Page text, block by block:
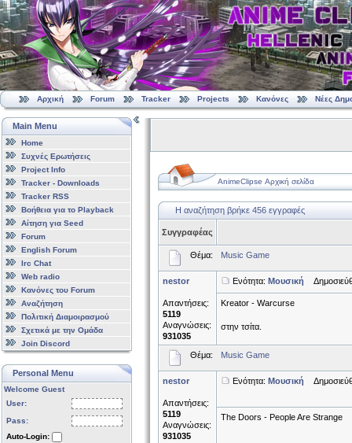
Αρχική Forum Tracker Projects Κανόνες Νέες
Main Menu
Home
Συχνές Ερωτήσεις
Project Info
Tracker - Downloads
Tracker RSS
Βοήθεια για το Playback
Αίτηση για Seed
Forum
English Forum
Irc Chat
Web radio
Κανόνες του Forum
Αναζήτηση
Πολιτική Διαμοιρασμού
Σχετικά με την Ομάδα
Join Discord
Personal Menu
Welcome Guest
User:
Pass:
Auto-Login:
AnimeClipse Αρχική σελίδα
Η αναζήτηση βρήκε 456 εγγραφές
Συγγραφέας
Θέμα: Music Game
nestor
Απαντήσεις:
5119
Αναγνώσεις:
931035
Ενότητα: Μουσική
Kreator - Warcurse
στην τσίτα.
Θέμα: Music Game
nestor
Απαντήσεις:
5119
Αναγνώσεις:
931035
Ενότητα: Μουσική
The Doors - People Are Strange